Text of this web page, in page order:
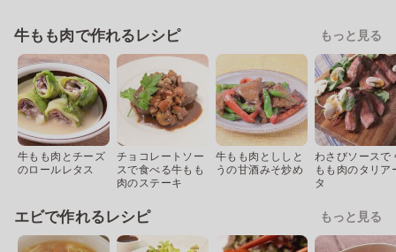
牛もも肉で作れるレシピ もっと見る
牛もも肉とチーズ
のロールレタス
チョコレートソー
スで食べる牛もも
肉のステーキ
牛もも肉とししと
うの甘酒みそ炒め
わさびソースで
もも肉のタリア
タ
エビで作れるレシピ もっと見る